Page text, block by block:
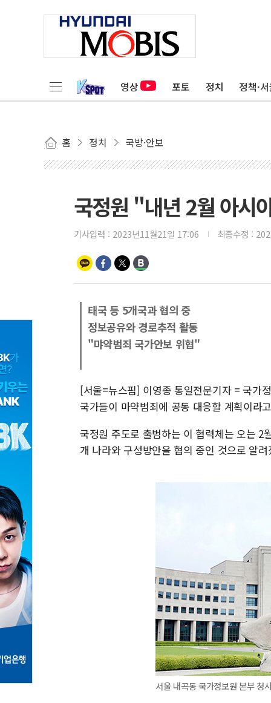
영상 포토 정치 정책·
홈 정치 국방·안보
국정원 "내년 2월 아시
기사입력 : 2023년11월21일 17:06 최종수정 :
태국 등 5개국과 협의 중
정보공유와 경로추적 활동
"먀약범죄 국가안보 위협"
[서울=뉴스핌] 이영종 통일전문기자 = 국가
국가들이 마약범죄에 공동 대응할 계획이라
국정원 주도로 출범하는 이 협력체는 오는 2
개 나라와 구성방안을 협의 중인 것으로 알려
서울 내곡동 국가정보원 본부 청